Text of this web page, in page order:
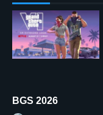
BGS 2026